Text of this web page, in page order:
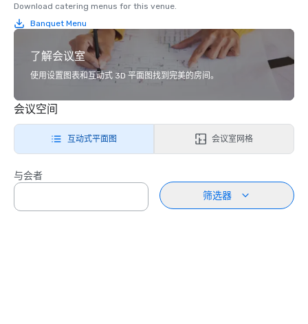
Download catering menus for this venue.
Banquet Menu
了解会议室
使用设置图表和互动式 3D 平面图找到完美的房间。
会议空间
互动式平面图 会议室网格
与会者
筛选器